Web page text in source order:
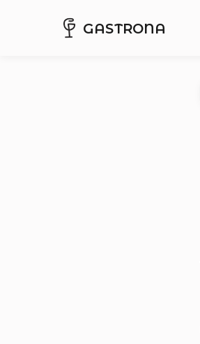
GASTRONA